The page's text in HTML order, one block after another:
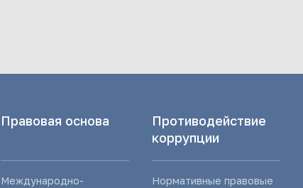
Правовая основа
Международно-
Противодействие
коррупции
Нормативные правовые